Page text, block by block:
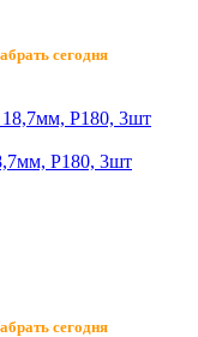
сегодня
Р180, 3шт
сегодня